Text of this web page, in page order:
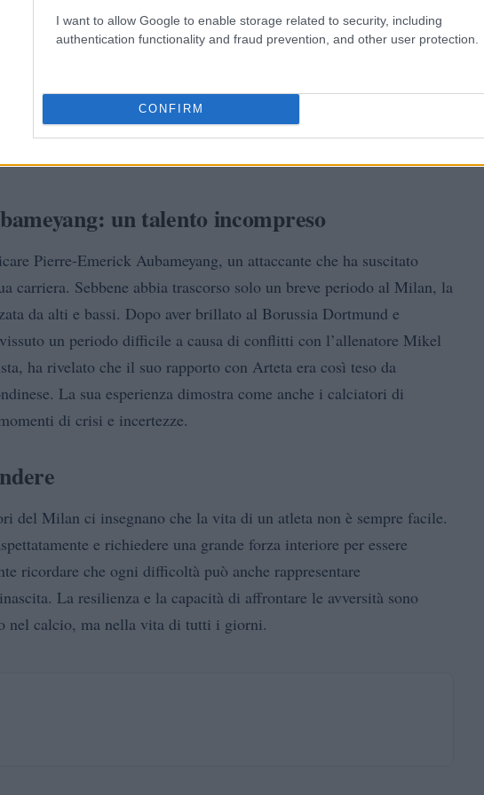
I want to allow Google to enable storage related to security, including
authentication functionality and fraud prevention, and other user protection.
CONFIRM
un talento incompreso
Pierre-Emerick Aubameyang, un attaccante che ha suscitato
carriera. Sebbene abbia trascorso solo un breve periodo al Milan, la
da alti e bassi. Dopo aver brillato al Borussia Dortmund e
un periodo difficile a causa di conflitti con l’allenatore Mikel
ha rivelato che il suo rapporto con Arteta era così teso da
La sua esperienza dimostra come anche i calciatori di
di crisi e incertezze.
del Milan ci insegnano che la vita di un atleta non è sempre facile.
e richiedere una grande forza interiore per essere
ricordare che ogni difficoltà può anche rappresentare
La resilienza e la capacità di affrontare le avversità sono
nel calcio, ma nella vita di tutti i giorni.